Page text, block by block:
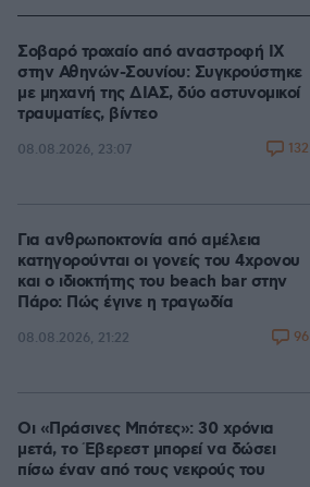
Σοβαρό τροχαίο από αναστροφή ΙΧ
στην Αθηνών-Σουνίου: Συγκρούστηκε
με μηχανή της ΔΙΑΣ, δύο αστυνομικοί
τραυματίες, βίντεο
08.08.2026, 23:07 132
Για ανθρωποκτονία από αμέλεια
κατηγορούνται οι γονείς του 4χρονου
και ο ιδιοκτήτης του beach bar στην
Πάρο: Πώς έγινε η τραγωδία
08.08.2026, 21:22 96
Οι «Πράσινες Μπότες»: 30 χρόνια
μετά, το Έβερεστ μπορεί να δώσει
πίσω έναν από τους νεκρούς του